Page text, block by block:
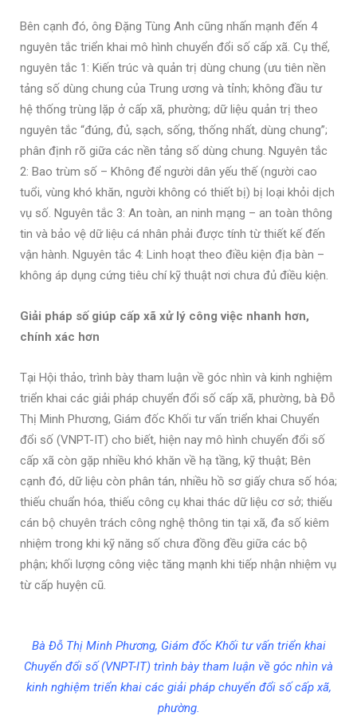
Bên cạnh đó, ông Đặng Tùng Anh cũng nhấn mạnh đến 4
nguyên tắc triển khai mô hình chuyển đổi số cấp xã. Cụ thể,
nguyên tắc 1: Kiến trúc và quản trị dùng chung (ưu tiên nền
tảng số dùng chung của Trung ương và tỉnh; không đầu tư
hệ thống trùng lặp ở cấp xã, phường; dữ liệu quản trị theo
nguyên tắc “đúng, đủ, sạch, sống, thống nhất, dùng chung”;
phân định rõ giữa các nền tảng số dùng chung. Nguyên tắc
2: Bao trùm số – Không để người dân yếu thế (người cao
tuổi, vùng khó khăn, người không có thiết bị) bị loại khỏi dịch
vụ số. Nguyên tắc 3: An toàn, an ninh mạng – an toàn thông
tin và bảo vệ dữ liệu cá nhân phải được tính từ thiết kế đến
vận hành. Nguyên tắc 4: Linh hoạt theo điều kiện địa bàn –
không áp dụng cứng tiêu chí kỹ thuật nơi chưa đủ điều kiện.
Giải pháp số giúp cấp xã xử lý công việc nhanh hơn,
chính xác hơn
Tại Hội thảo, trình bày tham luận về góc nhìn và kinh nghiệm
triển khai các giải pháp chuyển đổi số cấp xã, phường, bà Đỗ
Thị Minh Phương, Giám đốc Khối tư vấn triển khai Chuyển
đổi số (VNPT-IT) cho biết, hiện nay mô hình chuyển đổi số
cấp xã còn gặp nhiều khó khăn về hạ tầng, kỹ thuật; Bên
cạnh đó, dữ liệu còn phân tán, nhiều hồ sơ giấy chưa số hóa;
thiếu chuẩn hóa, thiếu công cụ khai thác dữ liệu cơ sở; thiếu
cán bộ chuyên trách công nghệ thông tin tại xã, đa số kiêm
nhiệm trong khi kỹ năng số chưa đồng đều giữa các bộ
phận; khối lượng công việc tăng mạnh khi tiếp nhận nhiệm vụ
từ cấp huyện cũ.
Bà Đỗ Thị Minh Phương, Giám đốc Khối tư vấn triển khai
Chuyển đổi số (VNPT-IT) trình bày tham luận về góc nhìn và
kinh nghiệm triển khai các giải pháp chuyển đổi số cấp xã,
phường.